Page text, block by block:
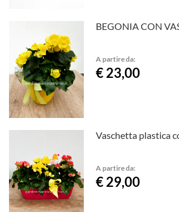
BEGONIA CON
A partire da:
€ 23,00
Vaschetta plastica
A partire da:
€ 29,00